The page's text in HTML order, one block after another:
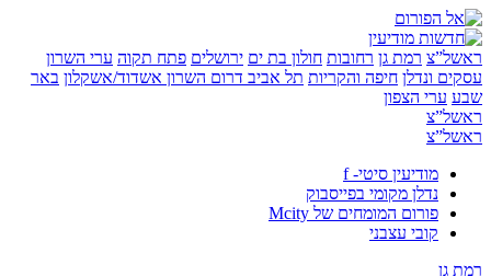
רמת גן רחובות חולון בת ים ירושלים פתח תקוה ערי השרון
ונדלן חיפה והקריות תל אביבדרום השרון אשדוד/אשקלון באר
ערי הצפון
מודיעין סיטי- f
נדלן מקומי בפייסבוק
פורום המומחים של Mcity
קובי עצבני